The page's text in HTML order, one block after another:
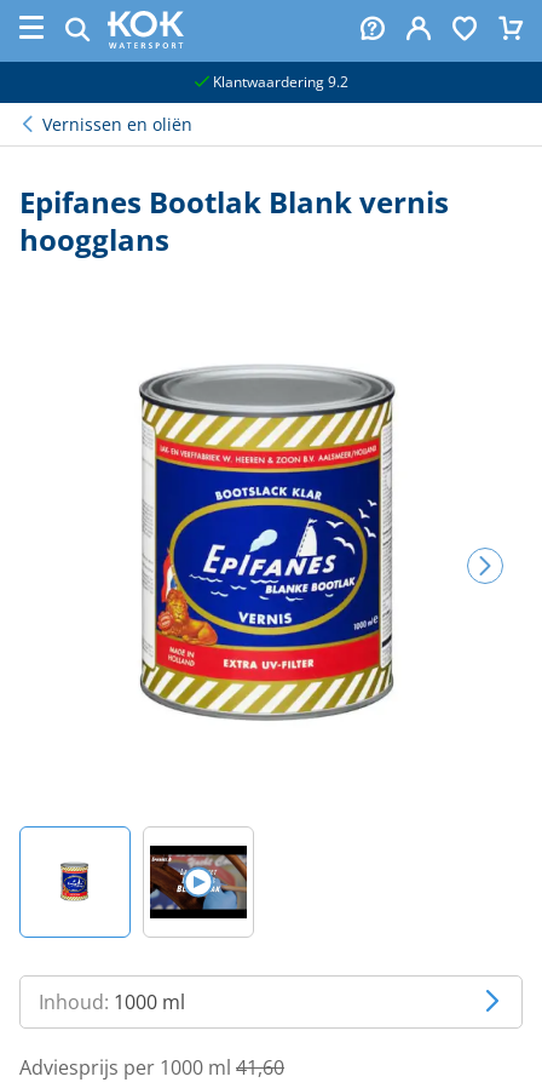
Klantwaardering 9.2
Vernissen en oliën
Epifanes Bootlak Blank vernis
hoogglans
Inhoud: 1000 ml
Adviesprijs per 1000 ml 41,60